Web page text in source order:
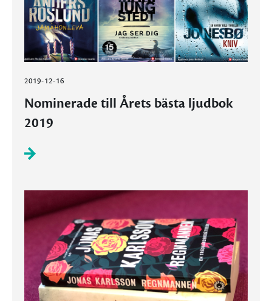
2019-12-16
Nominerade till Årets bästa ljudbok
2019